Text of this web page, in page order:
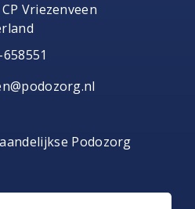
Vriezenveen
Podozorg